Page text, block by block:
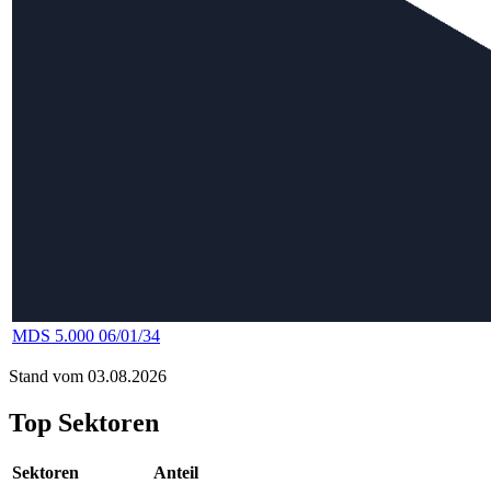
MDS 5.000 06/01/34
Stand vom 03.08.2026
Top Sektoren
Sektoren Anteil